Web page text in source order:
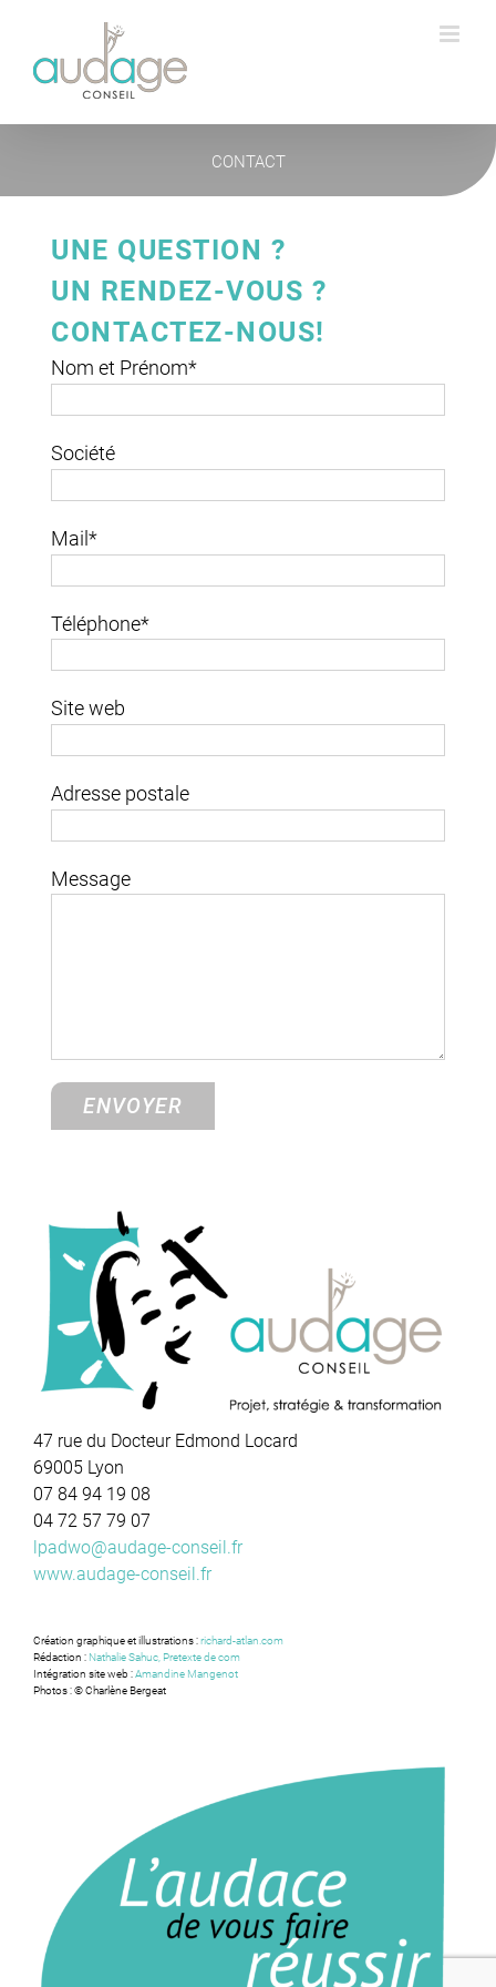
contenu
CONTACT
UNE QUESTION ?
UN RENDEZ-VOUS ?
CONTACTEZ-NOUS!
Nom et Prénom*
Société
Mail*
Téléphone*
Site web
Adresse postale
Message
47 rue du Docteur Edmond Locard
69005 Lyon
07 84 94 19 08
04 72 57 79 07
lpadwo@audage-conseil.fr
www.audage-conseil.fr
Création graphique et illustrations :richard-atlan.com
Rédaction : Nathalie Sahuc, Pretexte de com
Intégration site web :Amandine Mangenot
Photos : © Charlène Bergeat